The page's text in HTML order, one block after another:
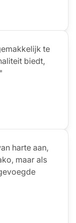
te
biedt,
harte aan,
maar als